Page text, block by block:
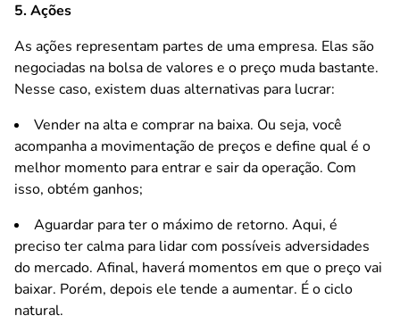
5. Ações
As ações representam partes de uma empresa. Elas são
negociadas na bolsa de valores e o preço muda bastante.
Nesse caso, existem duas alternativas para lucrar:
Vender na alta e comprar na baixa. Ou seja, você
acompanha a movimentação de preços e define qual é o
melhor momento para entrar e sair da operação. Com
isso, obtém ganhos;
Aguardar para ter o máximo de retorno. Aqui, é
preciso ter calma para lidar com possíveis adversidades
do mercado. Afinal, haverá momentos em que o preço vai
baixar. Porém, depois ele tende a aumentar. É o ciclo
natural.